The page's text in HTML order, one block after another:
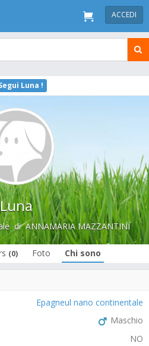
ACCEDI
Luna !
Luna
diANNAMARIA MAZZANTINI
(0) Foto Chi sono
Epagneul nano continentale
Maschio
NO